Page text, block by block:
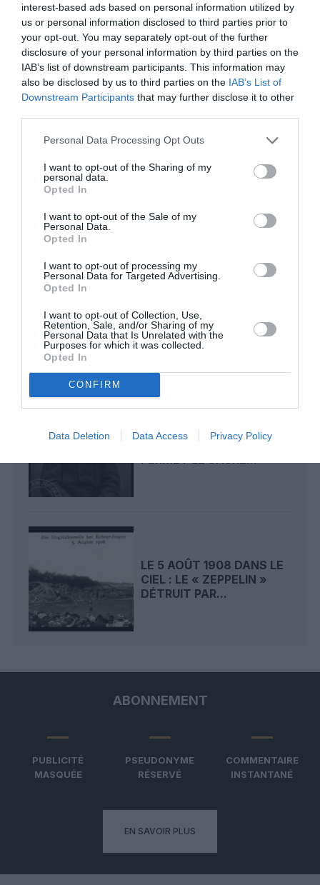
interest-based ads based on personal information utilized by
us or personal information disclosed to third parties prior to
your opt-out. You may separately opt-out of the further
disclosure of your personal information by third parties on the
IAB’s list of downstream participants. This information may
also be disclosed by us to third parties on the IAB’s List of
Downstream Participants that may further disclose it to other
Personal Data Processing Opt Outs
I want to opt-out of the Sharing of my
personal data.
Opted In
I want to opt-out of the Sale of my
Personal Data.
Opted In
I want to opt-out of processing my
Personal Data for Targeted Advertising.
Opted In
I want to opt-out of Collection, Use,
Retention, Sale, and/or Sharing of my
Personal Data that Is Unrelated with the
Purposes for which it was collected.
Opted In
CONFIRM
Data Deletion Data Access Privacy Policy
Pointe‑à‑Pitre – Panama City : Air France ouvre un pont
aérien vers l’Amérique latine
CHECK LASTa commenté l'article :
Airbus doit accélérer avec 90 avions par mois
nécessaires pour atteindre son objectif
histoire de l'aviation
FAIT ENCORE
L’ACTUALITÉ
LE 6 AOÛT 1909 DANS LE
CIEL : ROGER SOMMER
LE 5 AOÛT 1908 DANS LE
CIEL : LE « ZEPPELIN »
DÉTRUIT PAR...
ABONNEMENT
PUBLICITÉ
MASQUÉE
PSEUDONYME
RÉSERVÉ
COMMENTAIRE
INSTANTANÉ
EN SAVOIR PLUS